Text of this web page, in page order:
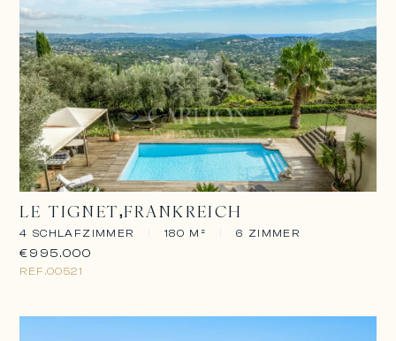
LE TIGNET FRANKREICH
4 SCHLAFZIMMER 180 M² 6 ZIMMER
REF.00521
€995.000